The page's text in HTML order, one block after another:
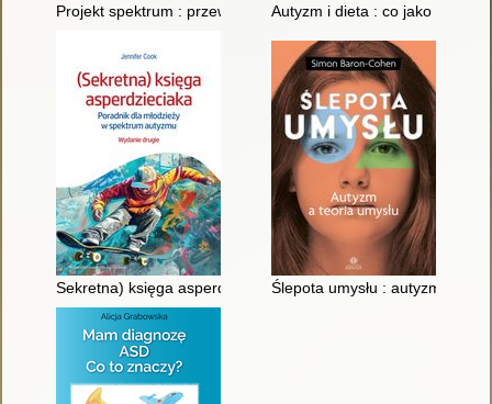
Projekt spektrum : przewodnik po neuroróżnorodności : jak
Autyzm i dieta : co jako rodzic
Sekretna) księga asperdzieciaka : poradnik dla młodzieży w
Ślepota umysłu : autyzm a